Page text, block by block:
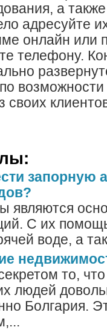
а
адресуйте
онлайн или
телефону.
возможности
своих
запорную
являются
С их
воде, а
то,
людей
Болгария.